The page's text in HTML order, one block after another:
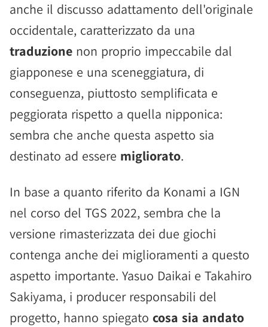
anche il discusso adattamento dell'originale
occidentale, caratterizzato da una
traduzione non proprio impeccabile dal
giapponese e una sceneggiatura, di
conseguenza, piuttosto semplificata e
peggiorata rispetto a quella nipponica:
sembra che anche questa aspetto sia
destinato ad essere migliorato.
In base a quanto riferito da Konami a IGN
nel corso del TGS 2022, sembra che la
versione rimasterizzata dei due giochi
contenga anche dei miglioramenti a questo
aspetto importante. Yasuo Daikai e Takahiro
Sakiyama, i producer responsabili del
progetto, hanno spiegato cosa sia andato